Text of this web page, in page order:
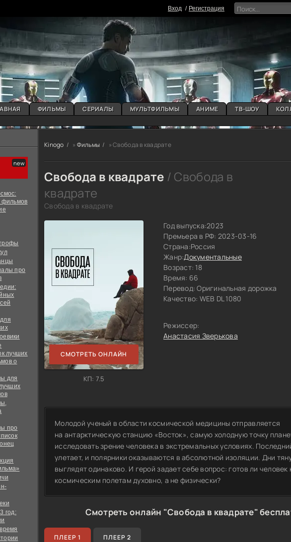
Вxoд Регистрация
ФИЛЬМЫ СЕРИАЛЫ МУЛЬТФИЛЬМЫ АНИМЕ ТВ-ШОУ
фильмов
про
лучших
о
для
про
год:
Kinogo » Фильмы » Свобода в квадрате
Свобода в квадрате / Свобода в
квадрате
Свобода в квадрате
СМОТРЕТЬ ОНЛАЙН
КП: 7.5
Год выпуска:2023
Премьера в РФ: 2023-03-16
Страна:Россия
Жанр:Документальные
Возраст: 18
Время: 66
Перевод:Оригинальная дорожка
Качество: WEB DL 1080
Режиссер:
Анастасия Зверькова
Молодой ученый в области космической медицины отправляется
на антарктическую станцию «Восток», самую холодную точку
исследовать зрение человека в экстремальных условиях.
улетает, и полярники оказываются в абсолютной изоляции. Дни
выглядят одинаково. И герой задает себе вопрос: готов ли человек
космическим полетам духовно, а не физически?
Смотреть онлайн "Свобода в квадрате"
ПЛЕЕР 1 ПЛЕЕР 2